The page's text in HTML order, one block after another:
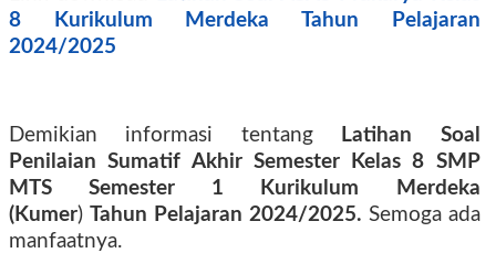
8 Kurikulum Merdeka Tahun Pelajaran
2024/2025
Demikian informasi tentang
Latihan Soal
Penilaian Sumatif Akhir Semester Kelas 8 SMP
MTS Semester 1
Kurikulum Merdeka
(Kumer) Tahun Pelajaran 2024/2025. Semoga ada
manfaatnya.